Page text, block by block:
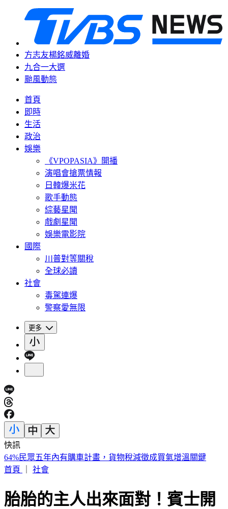
方志友楊銘威離婚
九合一大選
颱風動態
首頁
即時
生活
政治
娛樂
《VPOPASIA》開播
演唱會搶票情報
日韓爆米花
歌手動態
綜藝星聞
戲劇星聞
娛樂電影院
國際
川普對等關稅
全球必讀
社會
毒駕連爆
警察愛無限
更多
快訊
財神爺缺席 2.5億威力彩頭獎、貳獎雙槓龜
首頁
社會
胎胎的主人出來面對！賓士開